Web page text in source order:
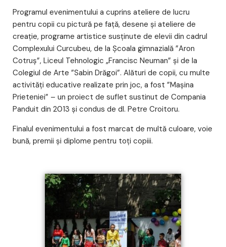
Programul evenimentului a cuprins ateliere de lucru
pentru copii cu pictură pe față, desene și ateliere de
creație, programe artistice susținute de elevii din cadrul
Complexului Curcubeu, de la Școala gimnazială ”Aron
Cotruș”, Liceul Tehnologic „Francisc Neuman” și de la
Colegiul de Arte ”Sabin Drăgoi”. Alături de copii, cu multe
activități educative realizate prin joc, a fost ”Mașina
Prieteniei” – un proiect de suflet sustinut de Compania
Panduit din 2013 și condus de dl. Petre Croitoru.
Finalul evenimentului a fost marcat de multă culoare, voie
bună, premii și diplome pentru toți copiii.